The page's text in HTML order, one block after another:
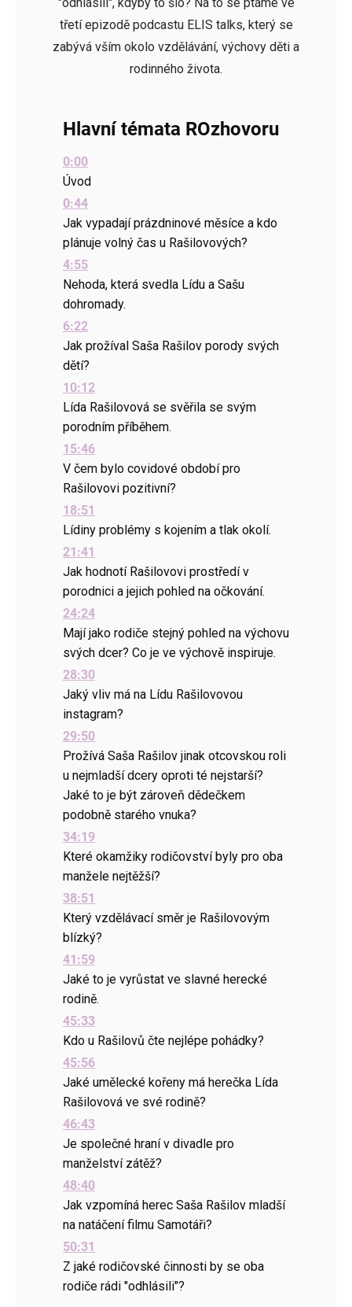
třetí epizodě podcastu ELIS talks, který se
zabývá vším okolo vzdělávání, výchovy děti a
rodinného života.
Hlavní témata ROzhovoru
0:00
Úvod
0:44
Jak vypadají prázdninové měsíce a kdo
plánuje volný čas u Rašilovových?
4:55
Nehoda, která svedla Lídu a Sašu
dohromady.
6:22
Jak prožíval Saša Rašilov porody svých
dětí?
10:12
Lída Rašilovová se svěřila se svým
porodním příběhem.
15:46
V čem bylo covidové období pro
Rašilovovi pozitivní?
18:51
Lídiny problémy s kojením a tlak okolí.
21:41
Jak hodnotí Rašilovovi prostředí v
porodnici a jejich pohled na očkování.
24:24
Mají jako rodiče stejný pohled na výchovu
svých dcer? Co je ve výchově inspiruje.
28:30
Jaký vliv má na Lídu Rašilovovou
instagram?
29:50
Prožívá Saša Rašilov jinak otcovskou roli
u nejmladší dcery oproti té nejstarší?
Jaké to je být zároveň dědečkem
podobně starého vnuka?
34:19
Které okamžiky rodičovství byly pro oba
manžele nejtěžší?
38:51
Který vzdělávací směr je Rašilovovým
blízký?
41:59
Jaké to je vyrůstat ve slavné herecké
rodině.
45:33
Kdo u Rašilovů čte nejlépe pohádky?
45:56
Jaké umělecké kořeny má herečka Lída
Rašilovová ve své rodině?
46:43
Je společné hraní v divadle pro
manželství zátěž?
48:40
Jak vzpomíná herec Saša Rašilov mladší
na natáčení filmu Samotáři?
50:31
Z jaké rodičovské činnosti by se oba
rodiče rádi "odhlásili"?